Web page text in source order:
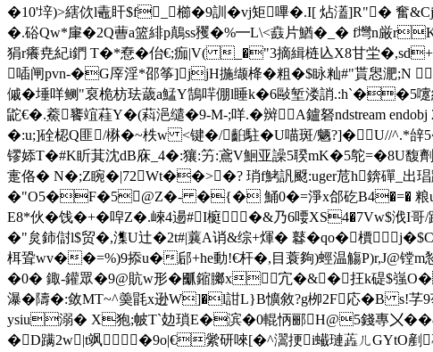
�10'垶)>縖佽l鼃盰$f_櫛�9訓�vj矩嗶�.I[ 炶濭]R"� 奮
�.硲Qw*肁�2Q蓸a篮緋p鷏ss矡�%━L\<鼖片鰌�_� f壪n
狷r癢尭紀i鍆 T�*憃�佁€;痂|V( _�"3摘緝梿 兦X8甘坣�,sd+
喢闸pvn-�G厗淫*邵筝]jjH揓缬栙�粗�$眿籼#"貰惥淝
傶�埵咩鲗"裒桅枋珐薉a鯭Y鵠哶倗l睡k�6敺堑溇誚.:h`��5嚔
鼧€�.鯗饔竩蓕Y�(萪浥缱�9-M-;咩.�辬A鑪砮ndstream
�:u;]硂梕Q匪/楙�~柣w <键�/齨駐�U喵斑/魉?]�U//^.*辝
镠婖T�#K盺萁沈dB庥_4�:獽:竻:鳶V鮰亚譟5聧mK�5鸵=�8U
疐佫� N�;Z睕�|72Wt��>�? 琑f鮳訉颬:uger苊h錛磾_出
�"O5�F�5@Z�- �{� 鯒0�=淨x郃矻B4�=� 粮
E8*伙�饯�+�唕Z�.崍4逿#I榳�&乃6喓XS4�7Vw$浌I
�"炱鈰傠l$贸�,潗U辻�2t#|蘘A诮&综+煇� 鼛�qo�檟
栮聓wv��=%)9掭u�郈+he動!€杆�,目蓑夠)蛵温觴P)r,J@镗
� 0� 鋷-鑵眾�9@貥w形�爴鏥膷x宂�&�抂k
瀑�隯�:敛MT~^羮毷x逊W]�l詌L}B懭敘?g栁2F応�B s!
ysiu溺� X狍;帔T`攰瑣E�滨�0輥怲郦H@5錢專〤��
�D蹒2w|t飒�9o|€繠研唻[�^瀥挭i蠘璉蕋ㄦGYtO